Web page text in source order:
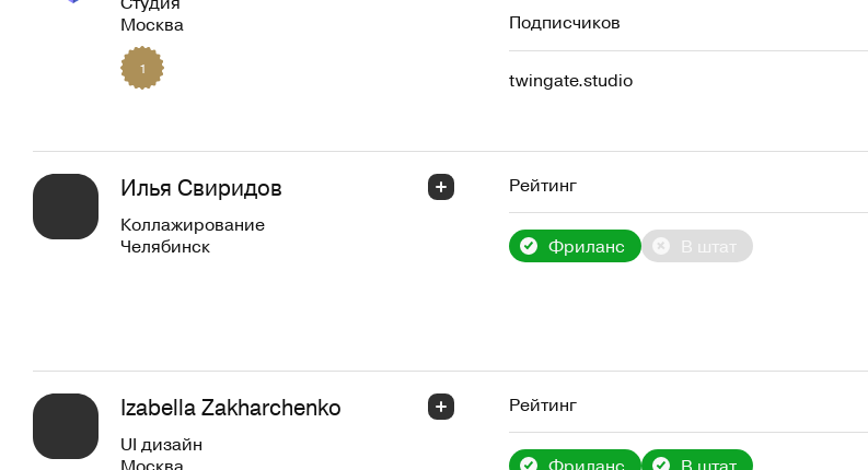
Москва
1
Подписчиков
twingate.studio
Илья Свиридов
Коллажирование
Челябинск
Рейтинг
Фриланс В штат
Izabella Zakharchenko
UI дизайн
Рейтинг